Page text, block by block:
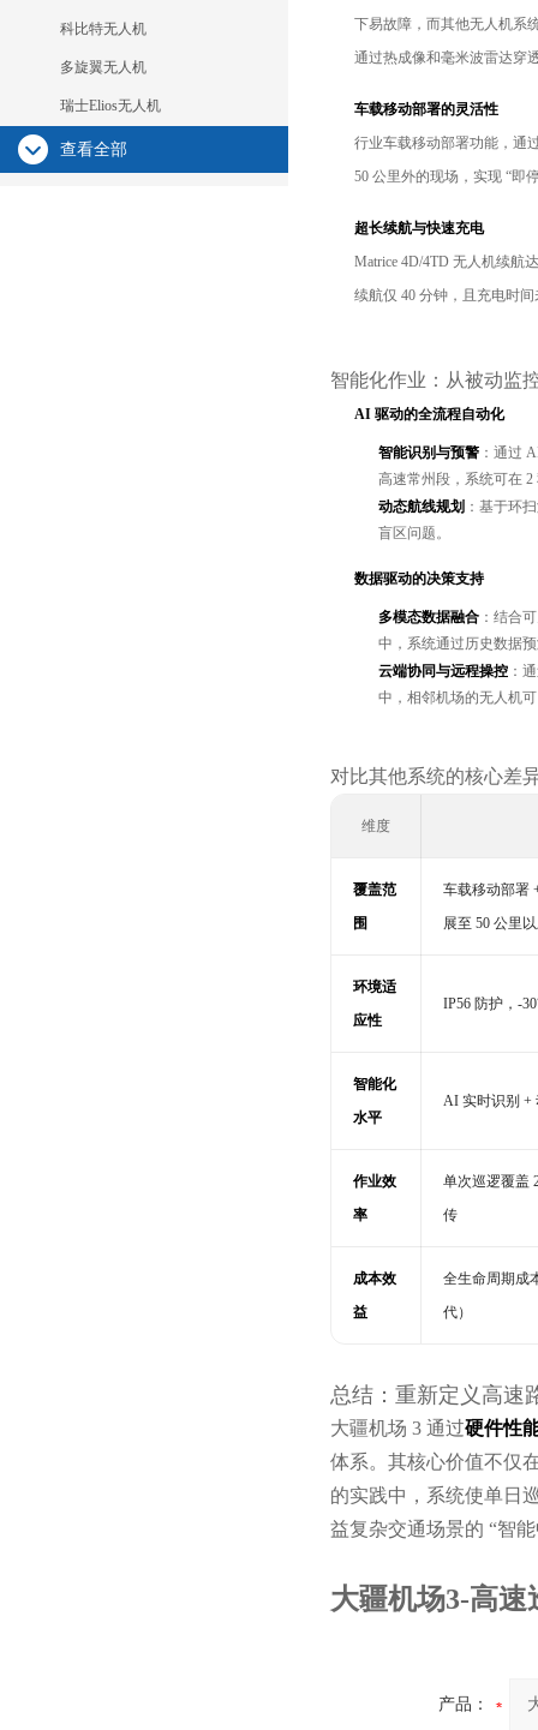
科比特无人机
多旋翼无人机
瑞士Elios无人机
查看全部
下易故障，而其他无人机系
通过热成像和毫米波雷达穿
车载移动部署的灵活性
行业车载移动部署功能，通
50 公里外的现场，实现 “即
超长续航与快速充电
Matrice 4D/4TD 无人机续航
续航仅 40 分钟，且充电时
智能化作业：从被动监
AI 驱动的全流程自动化
智能识别与预警 ：通过
高速常州段，系统可在
动态航线规划 ：基于环
盲区问题。
数据驱动的决策支持
多模态数据融合 ：结合
中，系统通过历史数据
云端协同与远程操控 ：
中，相邻机场的无人机
对比其他系统的核心差
维度
覆盖范
围
车载移动部署
展至 50 公里
环境适
应性
IP56 防护，-
智能化
水平
AI 实时识别 +
作业效
率
单次巡逻覆盖
传
成本效
益
全生命周期成
代）
总结：重新定义高速
大疆机场 3 通过硬件性
体系。其核心价值不仅
的实践中，系统使单日
益复杂交通场景的 “智
大疆机场3-高
产品：